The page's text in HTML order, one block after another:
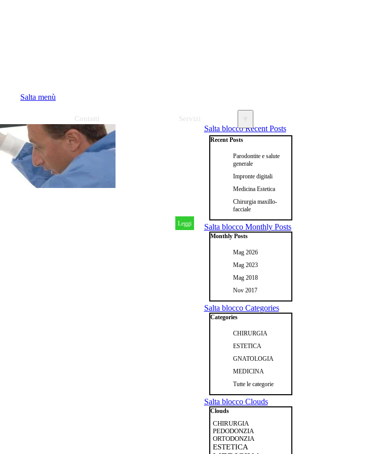
Salta menù
Contatti Servizi
Leggi
Salta blocco Recent Posts
Recent Posts
Parodontite e salute
generale
Impronte digitali
Medicina Estetica
Chirurgia maxillo-
facciale
Salta blocco Monthly Posts
Monthly Posts
Mag 2026
Mag 2023
Mag 2018
Nov 2017
Salta blocco Categories
Categories
CHIRURGIA
ESTETICA
GNATOLOGIA
MEDICINA
Tutte le categorie
Salta blocco Clouds
Clouds
CHIRURGIA
PEDODONZIA
ORTODONZIA
ESTETICA